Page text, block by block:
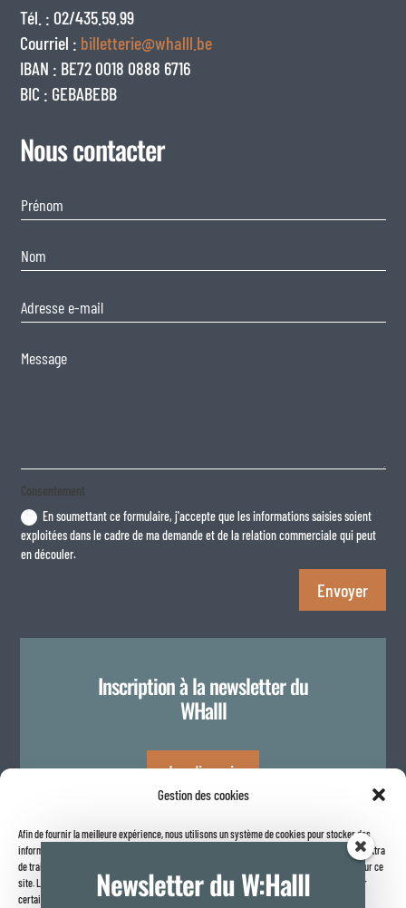
Gestion des cookies
Afin de fournir la meilleure expérience, nous utilisons un système de cookies pour stocker des
informations sur votre navigateur internet. Le fait de consentir à ces technologies nous permettra
de traiter des données telles que le comportement de navigation ou les identifiants uniques sur ce
site. Le fait de ne pas consentir ou de retirer son consentement peut avoir un effet négatif sur
certaines caractéristiques et fonctions.
Tél. : 02/435.59.99
Courriel : billetterie@whalll.be
IBAN : BE72 0018 0888 6716
BIC : GEBABEBB
Nous contacter
Consentement
En soumettant ce formulaire, j'accepte que les informations saisies soient
exploitées dans le cadre de ma demande et de la relation commerciale qui peut
en découler.
Envoyer
Inscription à la newsletter du
WHalll
Je m'inscris
Newsletter du W:Halll